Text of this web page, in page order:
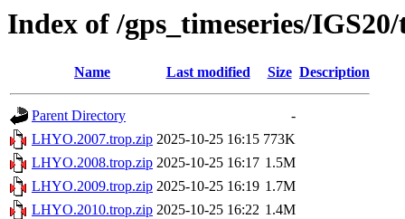
Index of /gps_timeseries/
Name Last modified Size Description
Parent Directory
-
LHYO.2007.trop.zip 2025-10-25 16:15 773K
LHYO.2008.trop.zip 2025-10-25 16:17 1.5M
LHYO.2009.trop.zip 2025-10-25 16:19 1.7M
LHYO.2010.trop.zip 2025-10-25 16:22 1.4M